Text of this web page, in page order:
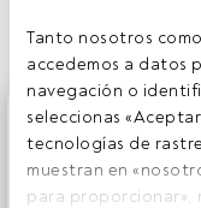
Tanto nosotros
accedemos a datos
navegación o
seleccionas
tecnologías de
muestran en
para proporcionar»,
Este es un artículo
de FundsPeople. Si
botón Login. Si aún
registrarte y